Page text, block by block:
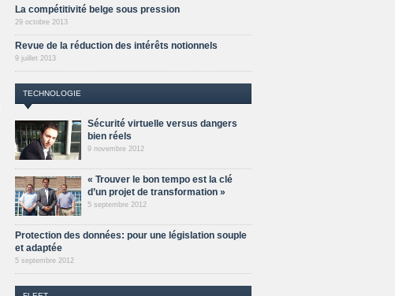
La compétitivité belge sous pression
29 octobre 2013
Revue de la réduction des intérêts notionnels
9 juillet 2013
TECHNOLOGIE
Sécurité virtuelle versus dangers
bien réels
9 novembre 2012
« Trouver le bon tempo est la clé
d’un projet de transformation »
5 septembre 2012
Protection des données: pour une législation souple
et adaptée
5 septembre 2012